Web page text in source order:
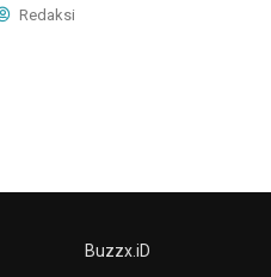
Redaksi
Buzzx.iD